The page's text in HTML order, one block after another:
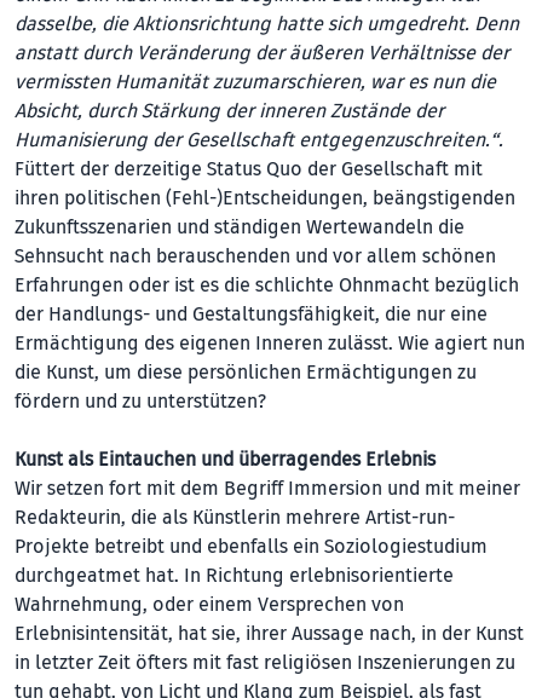
dasselbe, die Aktionsrichtung hatte sich umgedreht. Denn
anstatt durch Veränderung der äußeren Verhältnisse der
vermissten Humanität zuzumarschieren, war es nun die
Absicht, durch Stärkung der inneren Zustände der
Humanisierung der Gesellschaft entgegenzuschreiten.“.
Füttert der derzeitige Status Quo der Gesellschaft mit
ihren politischen (Fehl-)Entscheidungen, beängstigenden
Zukunftsszenarien und ständigen Wertewandeln die
Sehnsucht nach berauschenden und vor allem schönen
Erfahrungen oder ist es die schlichte Ohnmacht bezüglich
der Handlungs- und Gestaltungsfähigkeit, die nur eine
Ermächtigung des eigenen Inneren zulässt. Wie agiert nun
die Kunst, um diese persönlichen Ermächtigungen zu
fördern und zu unterstützen?
Kunst als Eintauchen und überragendes Erlebnis
Wir setzen fort mit dem Begriff Immersion und mit meiner
Redakteurin, die als Künstlerin mehrere Artist-run-
Projekte betreibt und ebenfalls ein Soziologiestudium
durchgeatmet hat. In Richtung erlebnisorientierte
Wahrnehmung, oder einem Versprechen von
Erlebnisintensität, hat sie, ihrer Aussage nach, in der Kunst
in letzter Zeit öfters mit fast religiösen Inszenierungen zu
tun gehabt, von Licht und Klang zum Beispiel, als fast